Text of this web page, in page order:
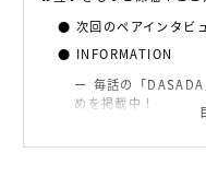
次回のペアインタビ
INFORMATION
毎話の「
めを掲載中！